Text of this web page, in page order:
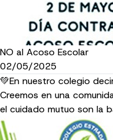
NO al Acoso Escolar
02/05/2025
💚En nuestro colegio
Creemos en una
el cuidado mutuo son la